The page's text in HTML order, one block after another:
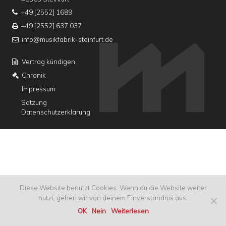
+49 [2552] 1689
+49 [2552] 637 037
info@musikfabrik-steinfurt.de
Vertrag kündigen
Chronik
Impressum
Satzung
Datenschutzerklärung
Diese Website benutzt Cookies. Wenn du die Website weiter
nutzt, gehen wir von deinem Einverständnis aus.
OK
Nein Weiterlesen